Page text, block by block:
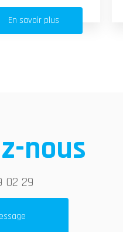
En savoir plus
nous
02 29